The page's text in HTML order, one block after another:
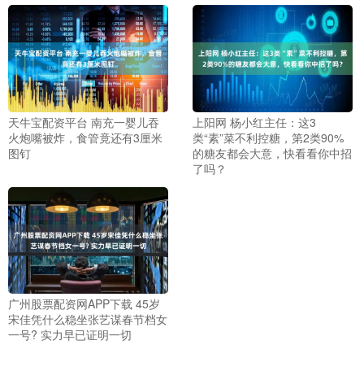
天牛宝配资平台 南充一婴儿吞
火炮嘴被炸，食管竟还有3厘米
图钉
上阳网 杨小红主任：这3
类“素”菜不利控糖，第2类90%
的糖友都会大意，快看看你中招
了吗？
广州股票配资网APP下载 45岁
宋佳凭什么稳坐张艺谋春节档女
一号? 实力早已证明一切